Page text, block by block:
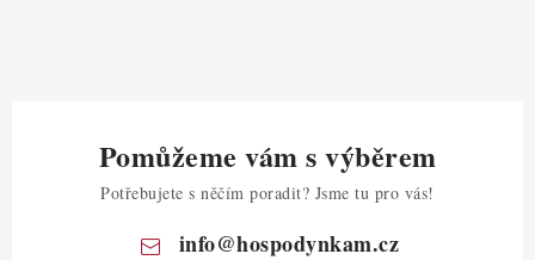
Pomůžeme vám s výběrem
Potřebujete s něčím poradit? Jsme tu pro vás!
info@hospodynkam.cz